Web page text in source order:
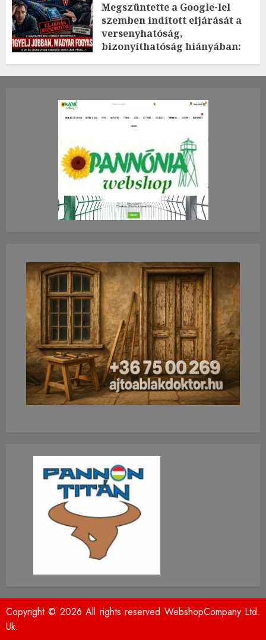
Megszüntette a Google-lel
szemben indított eljárását a
versenyhatóság,
bizonyíthatóság hiányában:
2026.JÚLIUS.23. CSÜTÖRTÖK.
0
Copyright © 2026 All rights reserved WebshopCompany Ltd.
Uk.